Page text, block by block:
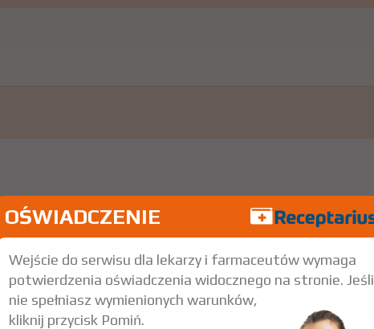
OŚWIADCZENIE
Wejście do serwisu dla lekarzy i farmaceutów wymaga
potwierdzenia oświadczenia widocznego na stronie. Jeśli
nie spełniasz wymienionych warunków,
kliknij przycisk Pomiń.